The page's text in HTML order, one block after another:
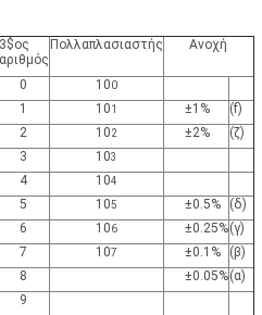
3$ος
αριθμός
Πολλαπλασιαστής Ανοχή
0 100
1 101 ±1%
(f)
2 102 ±2%
(ζ)
3 103
4 104
5 105 ±0.5%
(δ)
6 106 ±0.25%(γ)
7 107 ±0.1%
(β)
8 ±0.05%(α)
9